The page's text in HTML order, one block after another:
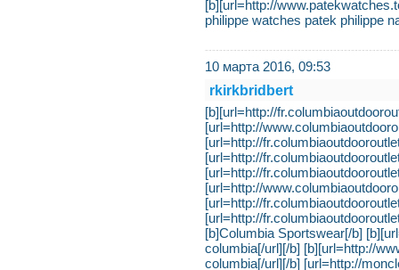
[b][url=http://
philippe watches patek philippe
10 марта 2016, 09:53
rkirkbridbert
[b][url=http://
[url=http://
[url=http://
[url=http://
[url=http://
[url=http://
[url=http://
[url=http://
[b]Columbia Sportswear[/b]
columbia[/url][/b] [b][url=http://
columbia[/url][/b] [url=http://